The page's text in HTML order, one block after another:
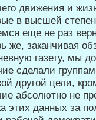
движения и
в высшей
еще не раз
же, заканчивая
га­зету, мы
сделали
другой цели,
абсолют­но не
этих данных за